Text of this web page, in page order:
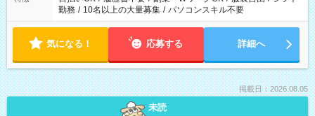
勤務 / 10名以上の大量募集 / パソコンスキル不要
気になる！ 応募する 詳細へ
掲載日：2026.08.05
未読